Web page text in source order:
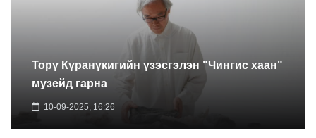
Торү Күранүкигийн үзэсгэлэн "Чингис хаан"
музейд гарна
10-09-2025, 16:26